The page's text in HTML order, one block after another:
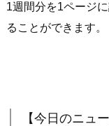
1週間分を1ページ
ることができます。
【今日のニュ